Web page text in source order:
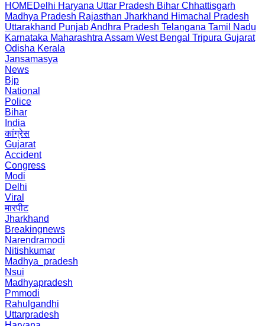
HOMEDelhi Haryana Uttar Pradesh Bihar Chhattisgarh
Madhya Pradesh Rajasthan Jharkhand Himachal Pradesh
Uttarakhand PunjabAndhra Pradesh Telangana Tamil Nadu
Karnataka Maharashtra Assam West Bengal Tripura Gujarat
Odisha Kerala
Jansamasya
News
Bjp
National
Police
Bihar
India
कांग्रेस
Gujarat
Accident
Congress
Modi
Delhi
Viral
मारपीट
Jharkhand
Breakingnews
Narendramodi
Nitishkumar
Madhya_pradesh
Nsui
Madhyapradesh
Pmmodi
Rahulgandhi
Uttarpradesh